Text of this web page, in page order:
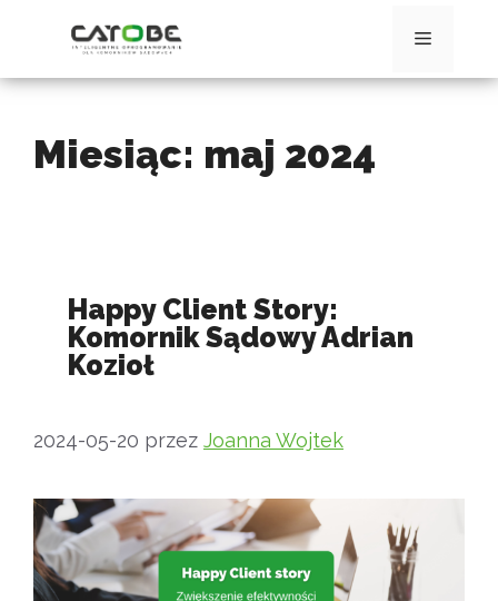
Menu
Miesiąc: maj 2024
Happy Client Story:
Komornik Sądowy Adrian
Kozioł
2024-05-20 przez Joanna Wojtek